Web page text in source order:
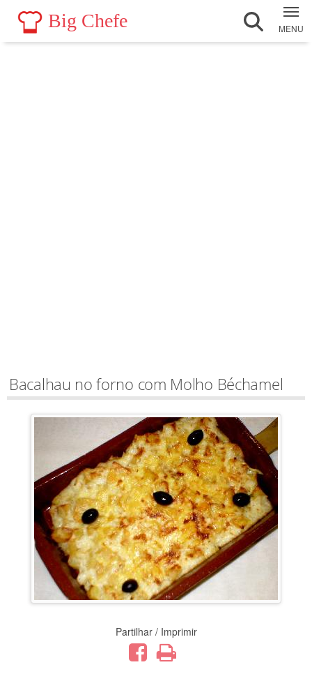
Big Chefe MENU
Bacalhau no forno com Molho Béchamel
Partilhar / Imprimir